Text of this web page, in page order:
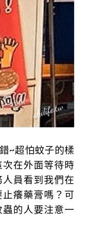
~超怕蚊子的楺
在外面等待時
員看到我們在
癢藥膏嗎？可
的人要注意一